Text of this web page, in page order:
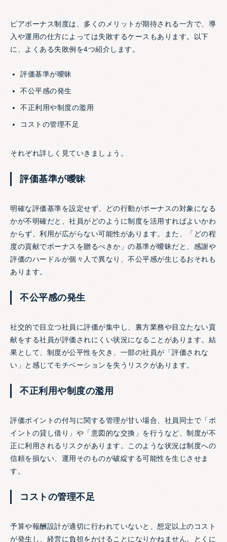
ピアボーナス制度は、多くのメリットが期待される一方で、導
入や運用の仕方によっては失敗するケースもあります。以下
に、よくある失敗例を4つ紹介します。
評価基準が曖昧
不公平感の発生
不正利用や制度の濫用
コストの管理不足
それぞれ詳しく見ていきましょう。
評価基準が曖昧
明確な評価基準を設定せず、どの行動がボーナスの対象になる
かが不明確だと、社員がどのように制度を活用すればよいかわ
からず、利用が広がらない可能性があります。また、「どの程
度の貢献でボーナスを贈るべきか」の基準が曖昧だと、感謝や
評価のハードルが個々人で異なり、不公平感が生じるおそれも
あります。
不公平感の発生
社交的で目立つ社員に評価が集中し、裏方業務や目立たない貢
献をする社員が評価されにくい状況になることがあります。結
果として、制度が公平性を欠き、一部の社員が「評価されな
い」と感じてモチベーションを失うリスクがあります。
不正利用や制度の濫用
評価ポイントの付与に関する管理が甘い場合、社員同士で「ポ
イントの貸し借り」や「意図的な交換」を行うなど、制度が不
正に利用されるリスクがあります。このような状況は制度への
信頼を損ない、運用そのものが破綻する可能性を生じさせま
す。
コストの管理不足
予算や報酬設計が適切に行われていないと、想定以上のコスト
が発生し、経営に負担をかけることになりかねません。とくに